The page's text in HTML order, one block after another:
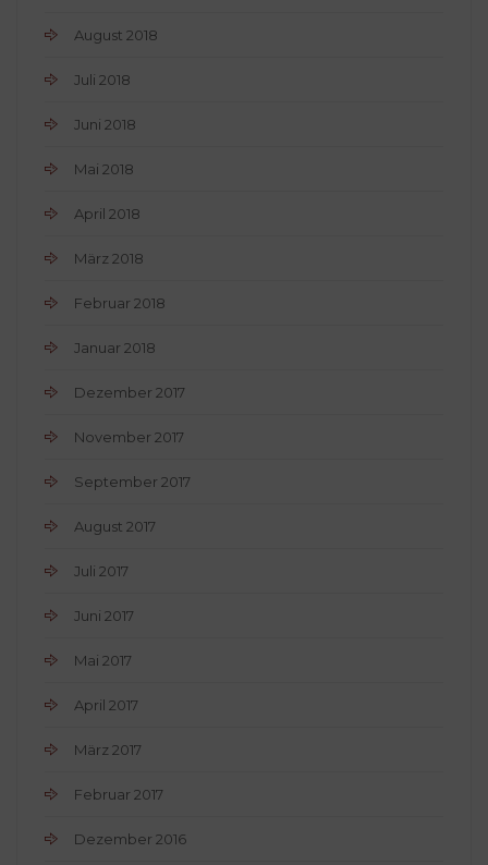
August 2018
Juli 2018
Juni 2018
Mai 2018
April 2018
März 2018
Februar 2018
Januar 2018
Dezember 2017
November 2017
September 2017
August 2017
Juli 2017
Juni 2017
Mai 2017
April 2017
März 2017
Februar 2017
Dezember 2016